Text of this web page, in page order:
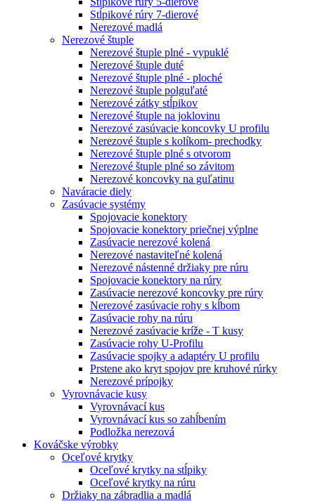
Stĺpikové rúry 7-dierové
Nerezové madlá
Nerezové štuple
Nerezové štuple plné - vypuklé
Nerezové štuple duté
Nerezové štuple plné - ploché
Nerezové štuple polguľaté
Nerezové zátky stĺpikov
Nerezové štuple na joklovinu
Nerezové zasúvacie koncovky U profilu
Nerezové štuple s kolíkom- prechodky
Nerezové štuple plné s otvorom
Nerezové štuple plné so závitom
Nerezové koncovky na guľatinu
Naváracie diely
Zasúvacie systémy
Spojovacie konektory
Spojovacie konektory priečnej výplne
Zasúvacie nerezové kolená
Nerezové nastaviteľné kolená
Nerezové nástenné držiaky pre rúru
Spojovacie konektory na rúry
Zasúvacie nerezové koncovky pre rúry
Nerezové zasúvacie rohy s kĺbom
Zasúvacie rohy na rúru
Nerezové zasúvacie kríže - T kusy
Zasúvacie rohy U-Profilu
Zasúvacie spojky a adaptéry U profilu
Prstene ako kryt spojov pre kruhové rúrky
Nerezové prípojky
Vyrovnávacie kusy
Vyrovnávací kus
Vyrovnávací kus so zahĺbením
Podložka nerezová
Kováčske výrobky
Oceľové krytky
Oceľové krytky na stĺpiky
Oceľové krytky na rúru
Držiaky na zábradlia a madlá